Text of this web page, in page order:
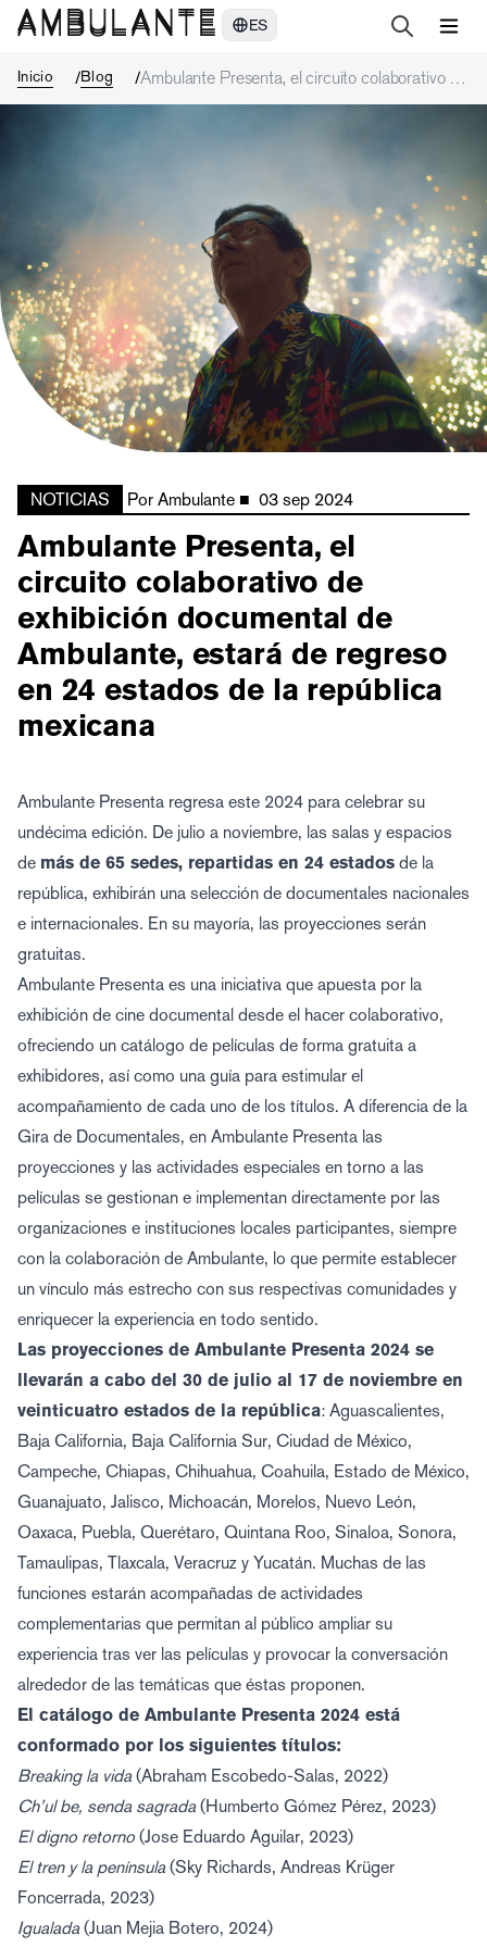
ES
Inicio Blog
Ambulante Presenta, el circuito colaborativo de
exhibición documental de Ambulante, estará de
NOTICIAS Por Ambulante ■ 03 sep 2024
Ambulante Presenta, el
circuito colaborativo de
exhibición documental de
Ambulante, estará de regreso
en 24 estados de la república
mexicana
Ambulante Presenta regresa este 2024 para celebrar su
undécima edición. De julio a noviembre, las salas y espacios
de más de 65 sedes, repartidas en 24 estados de la
república, exhibirán una selección de documentales nacionales
e internacionales. En su mayoría, las proyecciones serán
gratuitas.
Ambulante Presenta es una iniciativa que apuesta por la
exhibición de cine documental desde el hacer colaborativo,
ofreciendo un catálogo de películas de forma gratuita a
exhibidores, así como una guía para estimular el
acompañamiento de cada uno de los títulos. A diferencia de la
Gira de Documentales, en Ambulante Presenta las
proyecciones y las actividades especiales en torno a las
películas se gestionan e implementan directamente por las
organizaciones e instituciones locales participantes, siempre
con la colaboración de Ambulante, lo que permite establecer
un vínculo más estrecho con sus respectivas comunidades y
enriquecer la experiencia en todo sentido.
Las proyecciones de Ambulante Presenta 2024 se
llevarán a cabo del 30 de julio al 17 de noviembre en
veinticuatro estados de la república: Aguascalientes,
Baja California, Baja California Sur, Ciudad de México,
Campeche, Chiapas, Chihuahua, Coahuila, Estado de México,
Guanajuato, Jalisco, Michoacán, Morelos, Nuevo León,
Oaxaca, Puebla, Querétaro, Quintana Roo, Sinaloa, Sonora,
Tamaulipas, Tlaxcala, Veracruz y Yucatán. Muchas de las
funciones estarán acompañadas de actividades
complementarias que permitan al público ampliar su
experiencia tras ver las películas y provocar la conversación
alrededor de las temáticas que éstas proponen.
El catálogo de Ambulante Presenta 2024 está
conformado por los siguientes títulos:
Breaking la vida(Abraham Escobedo-Salas, 2022)
Ch’ul be, senda sagrada(Humberto Gómez Pérez, 2023)
El digno retorno (Jose Eduardo Aguilar, 2023)
El tren y la península(Sky Richards, Andreas Krüger
Foncerrada, 2023)
Igualada(Juan Mejia Botero, 2024)
Ambulante Presenta, el circuito colaborativo de exhibición